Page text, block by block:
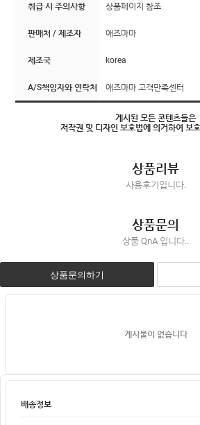
취급 시 주의사항 상품페이지 참조
판매처 / 제조자 애즈마마
제조국 korea
A/S책임자와 연락처 애즈마마 고객만족센터
게시된 모든 콘텐츠들은
저작권 및 디자인 보호법에 의거하여 보
상품리뷰
사용후기입니다.
상품문의
상품 QnA 입니다..
상품문의하기
게시물이 없습니다
배송정보